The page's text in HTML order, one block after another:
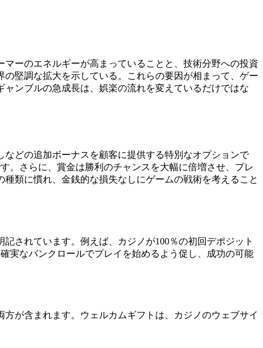
ーのエネルギーが高まっていることと、技術分野への投資
堅調な拡大を示している。これらの要因が相まって、ゲー
ンブルの急成長は、娯楽の流れを変えているだけではな
どの追加ボーナスを顧客に提供する特別なオプションで
。さらに、賞金は勝利のチャンスを大幅に倍増させ、プレ
類に慣れ、金銭的な損失なしにゲームの戦術を考えること
されています。例えば、カジノが100％の初回デポジット
実なバンクロールでプレイを始めるよう促し、成功の可能
が含まれます。ウェルカムギフトは、カジノのウェブサイ